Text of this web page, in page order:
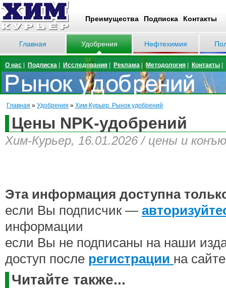
Преимущества Подписка Контакты
Главная Удобрения Нефтехимия
О нас Подписка Исследования Реклама Методология Контакты
Главная » Удобрения » Хим-Курьер. Рынок удобрений
Цены NPK-удобрений
Хим-Курьер, 16.01.2026 / цены и
Эта информация доступна
если Вы подписчик —
информации
если Вы не подписаны на наши
доступ после регистрации на сайте
Читайте также...